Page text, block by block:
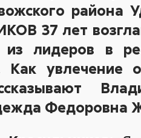
района
37 лет
лидеров в
увлечение
Федоровна